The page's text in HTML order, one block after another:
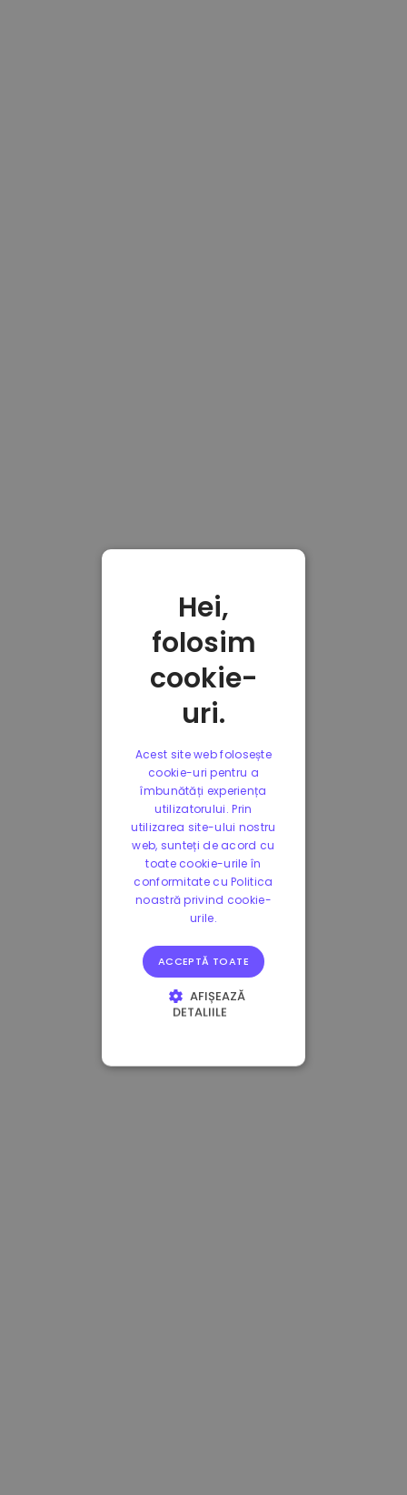
Hei,
folosim
cookie-
uri.
Acest site web folosește
cookie-uri pentru a
îmbunătăți experiența
utilizatorului. Prin
utilizarea site-ului nostru
web, sunteți de acord cu
toate cookie-urile în
conformitate cu Politica
noastră privind cookie-
urile.
ACCEPTĂ TOATE
AFIȘEAZĂ
DETALIILE